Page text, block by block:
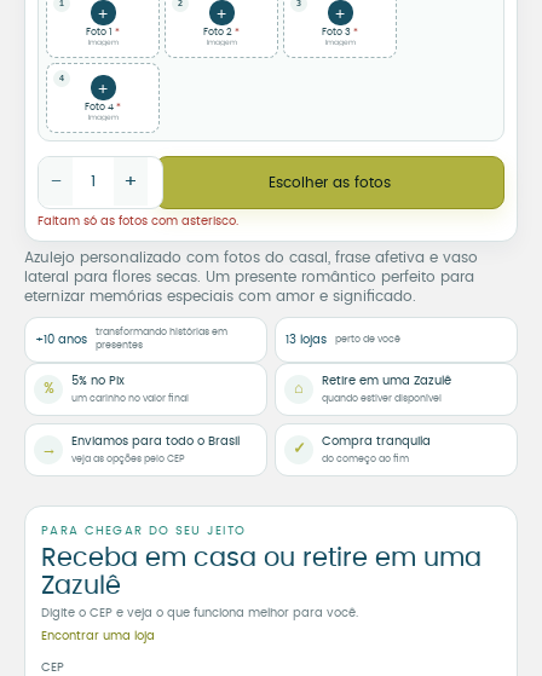
Azulejo personalizado com fotos do casal, frase afetiva e vaso
lateral para flores secas. Um presente romântico perfeito para
eternizar memórias especiais com amor e significado.
1 +
Foto 1
Imagem
2 +
Foto 2
Imagem
3 +
Foto 3
Imagem
4 +
Foto 4
Imagem
Azulejo Personalizado com Fotos para Casal “Te Amo”
− + Escolher as fotos
Faltam só as fotos com asterisco.
+10 anos
transformando histórias em
presentes
13 lojas perto de você
% 5% no Pix
um carinho no valor final
⌂ Retire em uma Zazulê
quando estiver disponível
→ Enviamos para todo o Brasil
veja as opções pelo CEP
✓ Compra tranquila
do começo ao fim
PARA CHEGAR DO SEU JEITO
Receba em casa ou retire em uma
Zazulê
Digite o CEP e veja o que funciona melhor para você.
Encontrar uma loja
CEP